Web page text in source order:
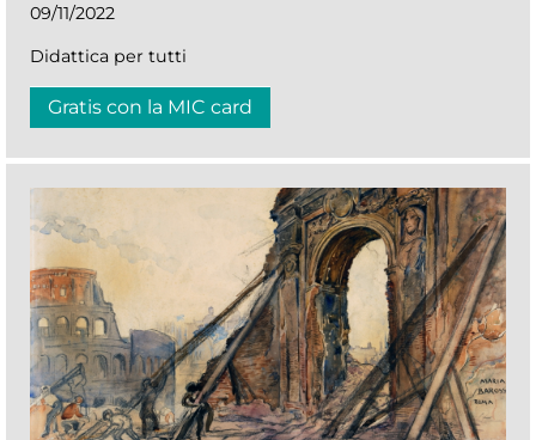
09/11/2022
Didattica per tutti
Gratis con la MIC card